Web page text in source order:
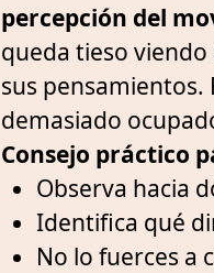
percepción del
queda tieso
sus pensamientos.
demasiado
Consejo práctico
Observa hacia
Identifica qué
No lo fuerces a